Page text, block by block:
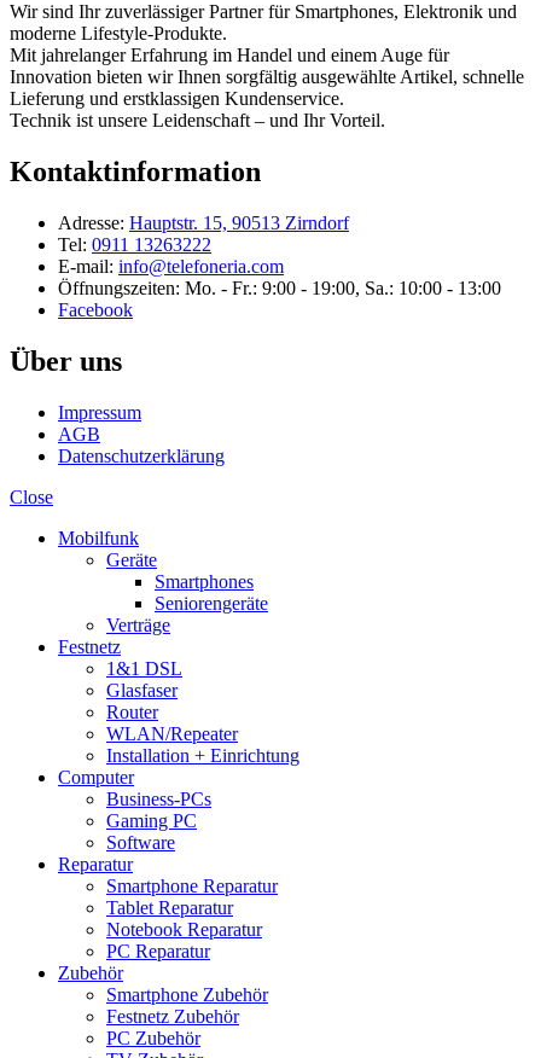
Wir sind Ihr zuverlässiger Partner für Smartphones, Elektronik und
moderne Lifestyle-Produkte.
Mit jahrelanger Erfahrung im Handel und einem Auge für
Innovation bieten wir Ihnen sorgfältig ausgewählte Artikel, schnelle
Lieferung und erstklassigen Kundenservice.
Technik ist unsere Leidenschaft – und Ihr Vorteil.
Kontaktinformation
Adresse: Hauptstr. 15, 90513 Zirndorf
Tel: 0911 13263222
E-mail: info@telefoneria.com
Öffnungszeiten: Mo. - Fr.: 9:00 - 19:00, Sa.: 10:00 - 13:00
Facebook
Über uns
Impressum
AGB
Datenschutzerklärung
Close
Mobilfunk
Geräte
Smartphones
Seniorengeräte
Verträge
Festnetz
1&1 DSL
Glasfaser
Router
WLAN/Repeater
Installation + Einrichtung
Computer
Business-PCs
Gaming PC
Software
Reparatur
Smartphone Reparatur
Tablet Reparatur
Notebook Reparatur
PC Reparatur
Zubehör
Smartphone Zubehör
Festnetz Zubehör
PC Zubehör